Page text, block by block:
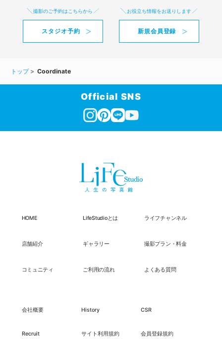
撮影のご予約はこちらから
スタジオ予約
お役立ち情報をお送りします
新規会員登録
トップ Coordinate
Official SNS
HOME LifeStudioとは ライフチャンネル
店舗紹介 ギャラリー 撮影プラン・料金
コミュニティ ご利用の流れ よくある質問
会社概要 History CSR
Recruit サイト利用規約 会員登録規約